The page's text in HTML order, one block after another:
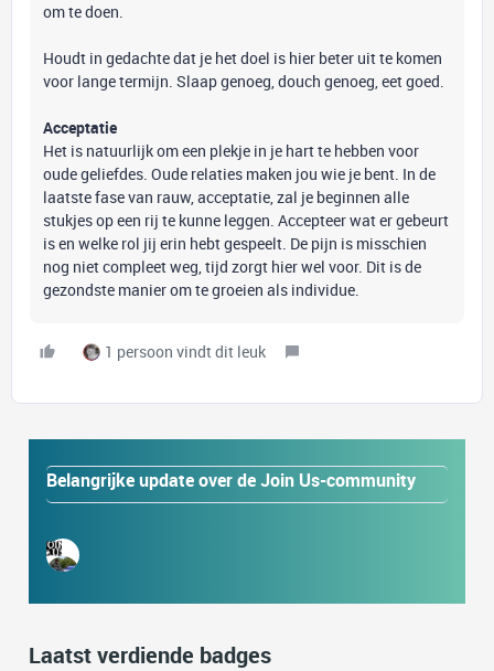
om te doen.
Houdt in gedachte dat je het doel is hier beter uit te komen
voor lange termijn. Slaap genoeg, douch genoeg, eet goed.
Acceptatie
Het is natuurlijk om een plekje in je hart te hebben voor
oude geliefdes. Oude relaties maken jou wie je bent. In de
laatste fase van rauw,acceptatie, zal je beginnen alle
stukjes op een rij te kunne leggen. Accepteer wat er gebeurt
is en welke rol jij erin hebt gespeelt. De pijn is misschien
nog niet compleet weg, tijd zorgt hier wel voor. Dit is de
gezondste manier om te groeien als individue.
1 persoon vindt dit leuk
Belangrijke update over de Join Us-community
Laatst verdiende badges